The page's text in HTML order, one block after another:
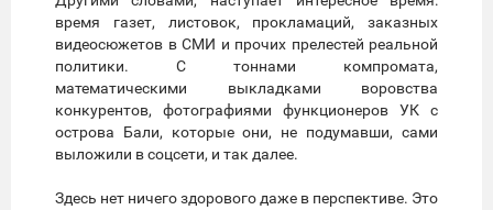
время газет, листовок, прокламаций, заказных
видеосюжетов в СМИ и прочих прелестей реальной
политики. С тоннами компромата,
математическими выкладками воровства
конкурентов, фотографиями функционеров УК с
острова Бали, которые они, не подумавши, сами
выложили в соцсети, и так далее.
Здесь нет ничего здорового даже в перспективе. Это